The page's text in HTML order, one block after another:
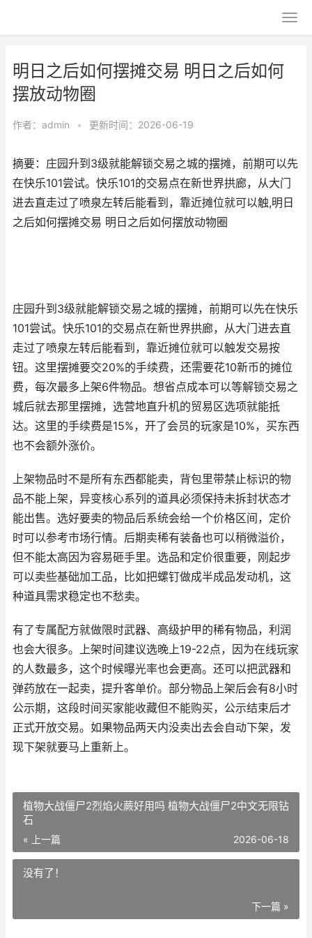
明日之后如何摆摊交易 明日之后如何
摆放动物圈
作者： admin • 更新时间：2026-06-19
摘要：庄园升到3级就能解锁交易之城的摆摊，前期可以先
在快乐101尝试。快乐101的交易点在新世界拱廊，从大门
进去直走过了喷泉左转后能看到，靠近摊位就可以触,明日
之后如何摆摊交易 明日之后如何摆放动物圈
庄园升到3级就能解锁交易之城的摆摊，前期可以先在快乐
101尝试。快乐101的交易点在新世界拱廊，从大门进去直
走过了喷泉左转后能看到，靠近摊位就可以触发交易按
钮。这里摆摊要交20%的手续费，还需要花10新币的摊位
费，每次最多上架6件物品。想省点成本可以等解锁交易之
城后就去那里摆摊，选营地直升机的贸易区选项就能抵
达。这里的手续费是15%，开了会员的玩家是10%，买东西
也不会额外涨价。
上架物品时不是所有东西都能卖，背包里带禁止标识的物
品不能上架，异变核心系列的道具必须保持未拆封状态才
能出售。选好要卖的物品后系统会给一个价格区间，定价
时可以参考市场行情。后期卖稀有装备也可以稍微溢价，
但不能太高因为容易砸手里。选品和定价很重要，刚起步
可以卖些基础加工品，比如把螺钉做成半成品发动机，这
种道具需求稳定也不愁卖。
有了专属配方就做限时武器、高级护甲的稀有物品，利润
也会大很多。上架时间建议选晚上19-22点，因为在线玩家
的人数最多，这个时候曝光率也会更高。还可以把武器和
弹药放在一起卖，提升客单价。部分物品上架后会有8小时
公示期，这段时间买家能收藏但不能购买，公示结束后才
正式开放交易。如果物品两天内没卖出去会自动下架，发
现下架就要马上重新上。
植物大战僵尸2烈焰火蕨好用吗 植物大战僵尸2中文无限钻
石
« 上一篇 2026-06-18
没有了！
下一篇 »